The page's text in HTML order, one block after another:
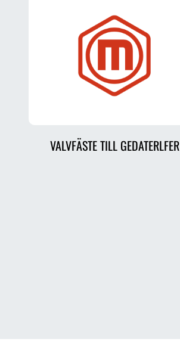
VALVFÄSTE TILL GEDATERLFER